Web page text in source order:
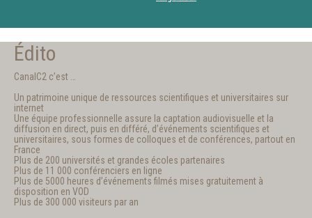
Édito
CanalC2 c’est …
Un patrimoine unique de ressources scientifiques et universitaires sur
internet
Une équipe professionnelle assure la captation audiovisuelle et la
diffusion en direct, puis en différé, d’événements scientifiques et
universitaires, sous formes de colloques et de conférences, partout en
France
Plus de 200 universités et grandes écoles partenaires
Plus de 11 000 conférenciers en ligne
Plus de 5000 heures d’événements filmés mises gratuitement à
disposition en VOD
Plus de 300 000 visiteurs par an